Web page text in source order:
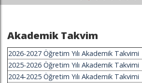
Akademik Takvim
2026-2027 Öğretim Yılı Akademik Takvimi
2025-2026 Öğretim Yılı Akademik Takvimi
2024-2025 Öğretim Yılı Akademik Takvimi